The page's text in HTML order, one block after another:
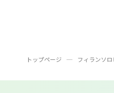
トップページ フィランソ